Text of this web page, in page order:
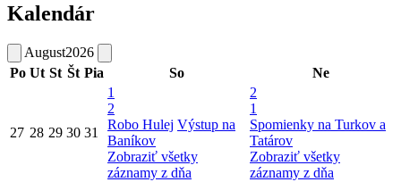
Kalendár
August2026
Po Ut St Št Pia So Ne
27 28 29 30 31
1
2
Robo Hulej Výstup na
Baníkov
Zobraziť všetky
záznamy z dňa
2
1
Spomienky na Turkov a
Tatárov
Zobraziť všetky
záznamy z dňa